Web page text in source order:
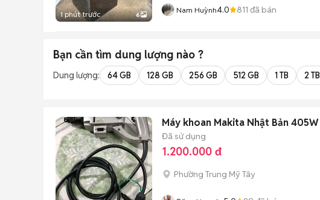
1 phút trước 6 Nam Huỳnh4.0 811 đã bán
Bạn cần tìm dung lượng nào ?
Dung lượng: 64 GB 128 GB 256 GB 512 GB 1 TB 2 TB
Máy khoan Makita Nhật Bản 405W
Đã sử dụng
1.200.000 đ
Phường Trung Mỹ Tây